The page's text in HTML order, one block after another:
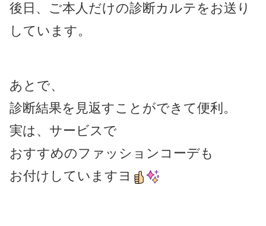
後日、ご本人だけの診断カルテをお送り
しています。
あとで、
診断結果を見返すことができて便利。
実は、サービスで
おすすめのファッションコーデも
お付けしていますヨ